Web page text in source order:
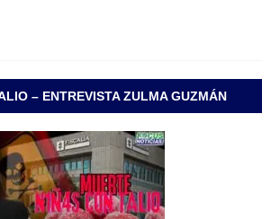
– ENTREVISTA ZULMA GUZMÁN